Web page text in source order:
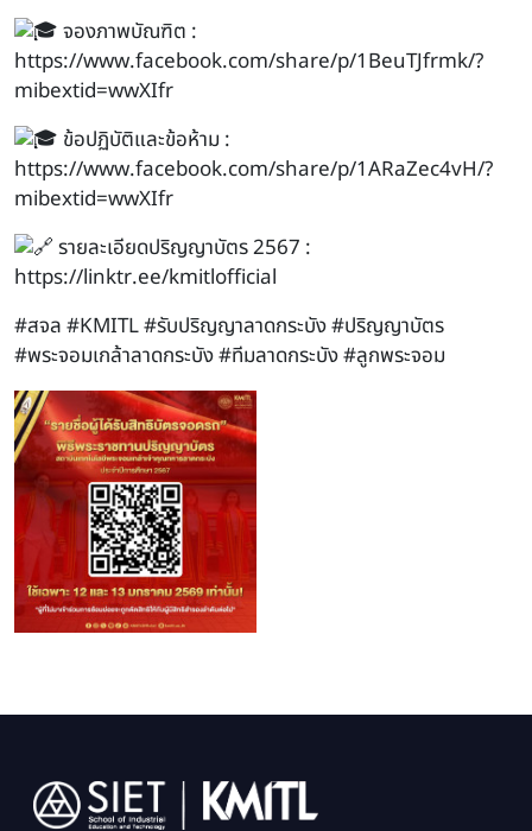
จองภาพบัณฑิต :
https://www.facebook.com/share/p/1BeuTJfrmk/?
mibextid=wwXIfr
ข้อปฏิบัติและข้อห้าม :
https://www.facebook.com/share/p/1ARaZec4vH/?
mibextid=wwXIfr
รายละเอียดปริญญาบัตร 2567 :
https://linktr.ee/kmitlofficial
#สจล#KMITL#รับปริญญาลาดกระบัง#ปริญญาบัตร
#พระจอมเกล้าลาดกระบัง#ทีมลาดกระบัง#ลูกพระจอม
Image